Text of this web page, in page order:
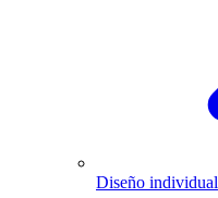
Diseño individual